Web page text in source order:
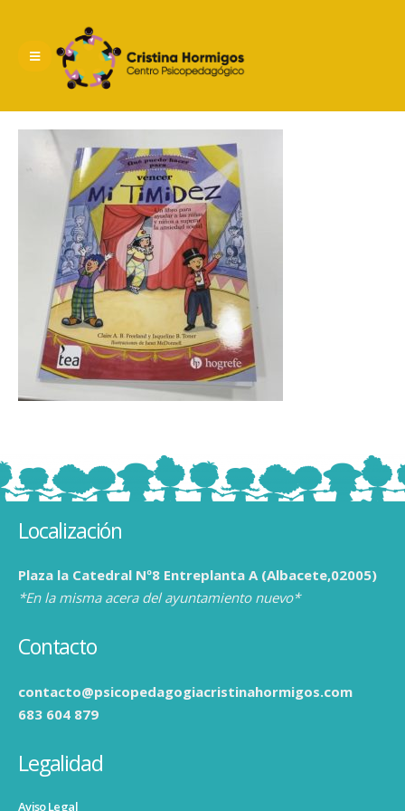
Localización
Plaza la Catedral Nº8 Entreplanta A (Albacete,02005)
*En la misma acera del ayuntamiento nuevo*
Contacto
contacto@psicopedagogiacristinahormigos.com
683 604 879
Legalidad
Aviso Legal